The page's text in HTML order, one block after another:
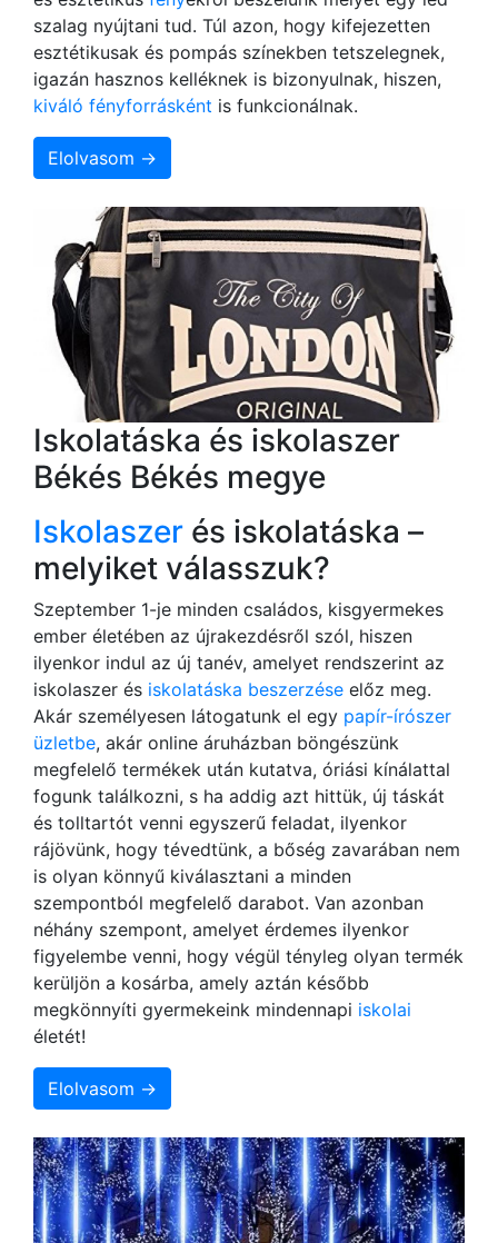
szalag nyújtani tud. Túl azon, hogy kifejezetten
esztétikusak és pompás színekben tetszelegnek,
igazán hasznos kelléknek is bizonyulnak, hiszen,
kiváló fényforrásként is funkcionálnak.
Elolvasom →
Iskolatáska és iskolaszer
Békés Békés megye
Iskolaszer és iskolatáska –
melyiket válasszuk?
Szeptember 1-je minden családos, kisgyermekes
ember életében az újrakezdésről szól, hiszen
ilyenkor indul az új tanév, amelyet rendszerint az
iskolaszer és iskolatáska beszerzése előz meg.
Akár személyesen látogatunk el egy papír-írószer
üzletbe, akár online áruházban böngészünk
megfelelő termékek után kutatva, óriási kínálattal
fogunk találkozni, s ha addig azt hittük, új táskát
és tolltartót venni egyszerű feladat, ilyenkor
rájövünk, hogy tévedtünk, a bőség zavarában nem
is olyan könnyű kiválasztani a minden
szempontból megfelelő darabot. Van azonban
néhány szempont, amelyet érdemes ilyenkor
figyelembe venni, hogy végül tényleg olyan termék
kerüljön a kosárba, amely aztán később
megkönnyíti gyermekeink mindennapi iskolai
életét!
Elolvasom →